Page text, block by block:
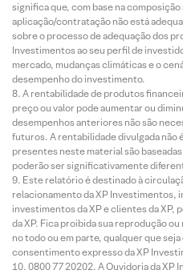
significa que, com base na
aplicação/contratação não está
sobre o processo de adequação dos
Investimentos ao seu perfil de
mercado, mudanças climáticas e o
desempenho do investimento.
A rentabilidade de produtos
preço ou valor pode aumentar ou
desempenhos anteriores não são
futuros. A rentabilidade divulgada não
presentes neste material são
poderão ser significativamente
Este relatório é destinado à
relacionamento da XP Investimentos,
investimentos da XP e clientes da XP,
da XP. Fica proibida sua reprodução
no todo ou em parte, qualquer que
consentimento expresso da XP
0800 77 20202. A Ouvidoria da XP